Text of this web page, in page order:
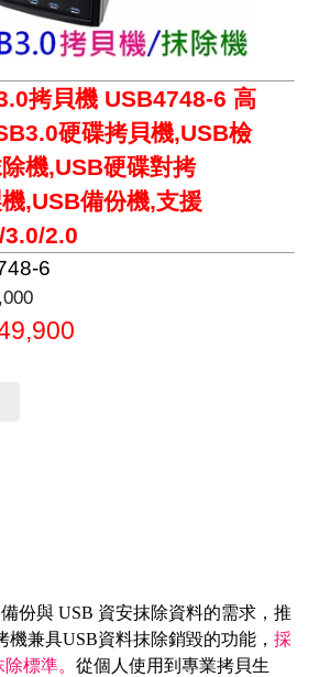
拷貝機 USB4748-6 高
硬碟拷貝機,USB檢
機,USB硬碟對拷
,USB備份機,支援
2.0
6
份與 USB 資安抹除資料的需求，推
機兼具USB資料抹除銷毀的功能， 採
標準。 從個人使用到專業拷貝生